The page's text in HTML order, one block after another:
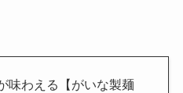
味わえる【がいな製麺